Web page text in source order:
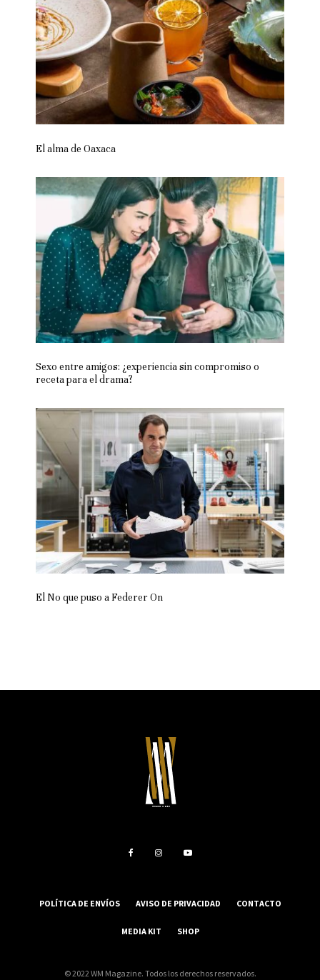
El alma de Oaxaca
Sexo entre amigos: ¿experiencia sin compromiso o
receta para el drama?
El No que puso a Federer On
POLÍTICA DE ENVÍOS AVISO DE PRIVACIDAD CONTACTO
MEDIA KIT SHOP
© 2022 WM Magazine. Todos los derechos reservados.